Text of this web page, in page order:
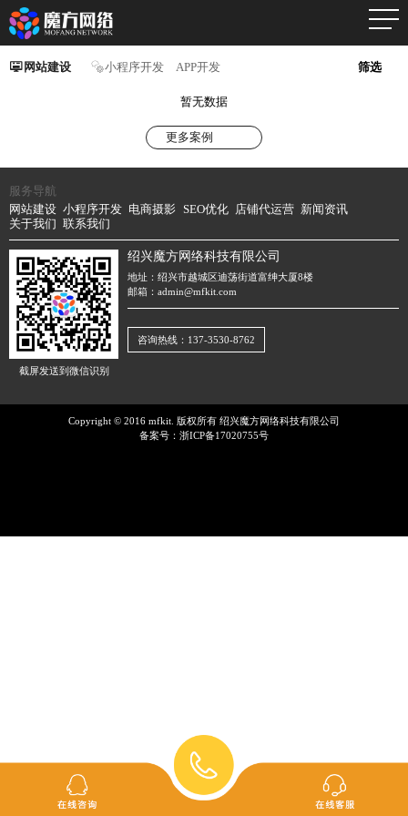
网站建设 小程序开发 APP开发 筛选
暂无数据
更多案例
服务导航
网站建设 小程序开发 电商摄影 SEO优化 店铺代运营 新闻资讯
关于我们
联系我们
截屏发送到微信识别
绍兴魔方网络科技有限公司
地址：绍兴市越城区迪荡街道富绅大厦8楼
邮箱：admin@mfkit.com
咨询热线：137-3530-8762
Copyright © 2016 mfkit. 版权所有 绍兴魔方网络科技有限公司
备案号： 浙ICP备17020755号